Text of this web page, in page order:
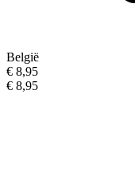
België
€ 8,95
€ 8,95